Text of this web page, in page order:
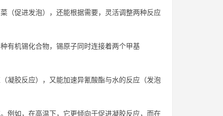
（促进发泡），还能根据需要，灵活调整两种反应
有机锡化合物，锡原子同时连接着两个甲基
凝胶反应），又能加速异氰酸酯与水的反应（发泡
例如，在高温下，它更倾向于促进凝胶反应，而在